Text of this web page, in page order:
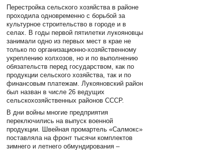
Перестройка сельского хозяйства в районе
проходила одновременно с борьбой за
культурное строительство в городе и в
селах. В годы первой пятилетки лукояновцы
занимали одно из первых мест в крае не
только по организационно-хозяйственному
укреплению колхозов, но и по выполнению
обязательств перед государством, как по
продукции сельского хозяйства, так и по
финансовым платежам. Лукояновский район
был назван в числе 26 ведущих
сельскохозяйственных районов СССР.
В дни войны многие предприятия
переключились на выпуск военной
продукции. Швейная промартель «Салмокс»
поставляла на фронт тысячи комплектов
зимнего и летнего обмундирования –